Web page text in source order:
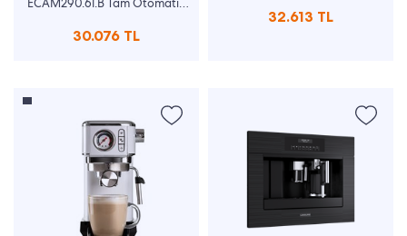
ECAM290.61.B Tam Otomatik
30.076 TL
32.613 TL